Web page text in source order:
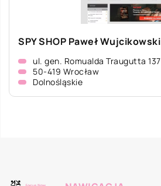
SPY SHOP Paweł Wujcikowski
ul. gen. Romualda Traugutta 137
50-419 Wrocław
Dolnośląskie